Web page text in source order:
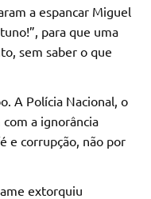
a espancar Miguel
para que uma
sem saber o que
A Polícia Nacional, o
com a ignorância
e corrupção, não por
extorquiu